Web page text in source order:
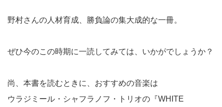
野村さんの人材育成、勝負論の集大成的な一冊。
ぜひ今のこの時期に一読してみては、いかがでしょうか？
尚、本書を読むときに、おすすめの音楽は
ウラジミール・シャフラノフ・トリオの『WHITE